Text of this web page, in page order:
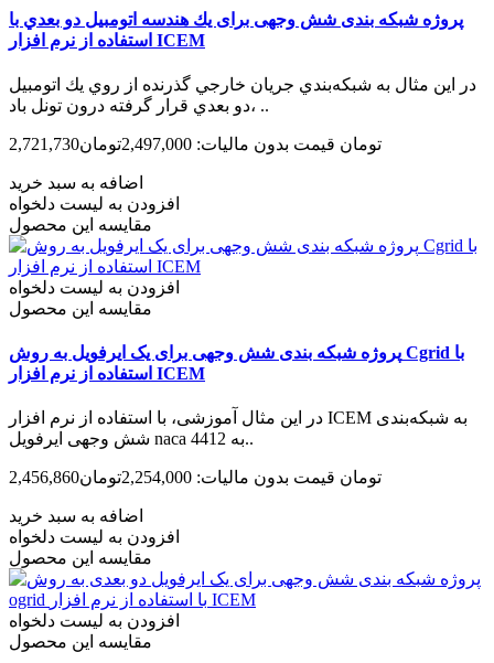
پروژه شبکه بندی شش وجهی برای يك هندسه اتومبيل دو بعدي با
استفاده از نرم افزار ICEM
در اين مثال به شبكه‌بندي جريان خارجي گذرنده از روي يك اتومبيل
دو بعدي قرار گرفته درون تونل باد، ..
2,721,730تومان قیمت بدون مالیات: 2,497,000تومان
اضافه به سبد خرید
افزودن به لیست دلخواه
مقایسه این محصول
افزودن به لیست دلخواه
مقایسه این محصول
پروژه شبکه بندی شش وجهی برای یک ایرفویل به روش Cgrid با
استفاده از نرم افزار ICEM
در این مثال آموزشی، با استفاده از نرم افزار ICEM به شبکه‌بندی
شش وجهی ایرفویل naca 4412 به..
2,456,860تومان قیمت بدون مالیات: 2,254,000تومان
اضافه به سبد خرید
افزودن به لیست دلخواه
مقایسه این محصول
افزودن به لیست دلخواه
مقایسه این محصول